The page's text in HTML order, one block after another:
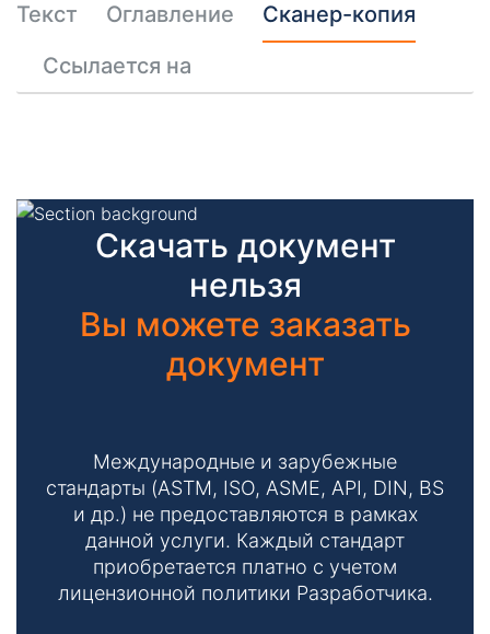
Текст Оглавление
Сканер-копия
Ссылается на
Скачать документ
нельзя
Вы можете заказать
документ
Международные и зарубежные
стандарты (ASTM, ISO, ASME, API, DIN, BS
и др.) не предоставляются в рамках
данной услуги. Каждый стандарт
приобретается платно с учетом
лицензионной политики Разработчика.